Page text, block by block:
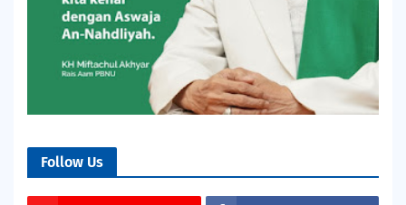
Follow Us